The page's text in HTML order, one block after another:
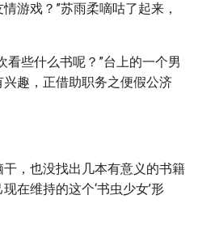
游戏？”苏雨柔嘀咕了起来，
看些什么书呢？”台上的一个男
趣，正借助职务之便假公济
，也没找出几本有意义的书籍
在维持的这个‘书虫少女’形